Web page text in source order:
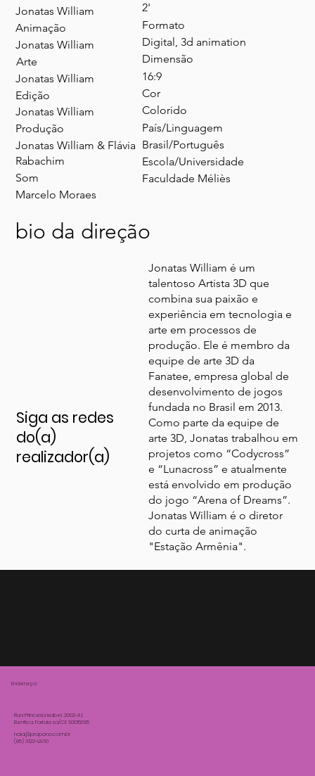
Jonatas William
Animação
Jonatas William
Arte
Jonatas William
Edição
Jonatas William
Produção
Jonatas William & Flávia
Rabachim
Som
Marcelo Moraes
2'
Formato
Digital, 3d animation
Dimensão
16:9
Cor
Colorido
País/Linguagem
Brasil/Português
Escola/Universidade
Faculdade Méliès
bio da direção
Jonatas William é um
talentoso Artista 3D que
combina sua paixão e
experiência em tecnologia e
arte em processos de
produção. Ele é membro da
equipe de arte 3D da
Fanatee, empresa global de
desenvolvimento de jogos
fundada no Brasil em 2013.
Como parte da equipe de
arte 3D, Jonatas trabalhou em
projetos como “Codycross”
e “Lunacross” e atualmente
está envolvido em produção
do jogo “Arena of Dreams”.
Jonatas William é o diretor
do curta de animação
"Estação Armênia".
Siga as redes
do(a)
realizador(a)
Endereço:
Rua Princesa Isabel, 2002-A1,
Benfica, Fortaleza/CE 60015035
noia@propono.com.br
(85) 3122-9960